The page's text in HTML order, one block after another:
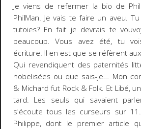
Je viens de refermer la bio de
PhilMan. Je vais te faire un aveu.
tutoies? En fait je devrais te
beaucoup. Vous avez été, tu
écriture. Il en est que se réfèrent
Qui revendiquent des paternités
nobelisées ou que sais-je... Mon
& Michard fut Rock & Folk. Et Libé,
tard. Les seuls qui savaient
s'écoute tous les curseurs sur
Philippe, dont le premier article